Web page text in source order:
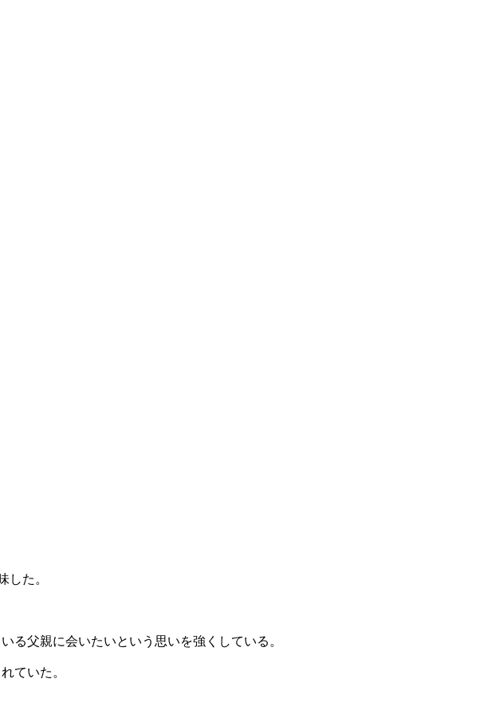
した。
る父親に会いたいという思いを強くしている。
ていた。